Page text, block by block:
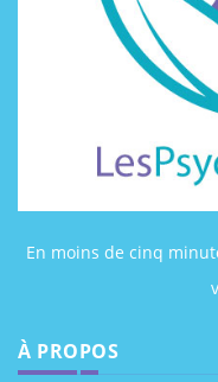
En moins de cinq
À PROPOS